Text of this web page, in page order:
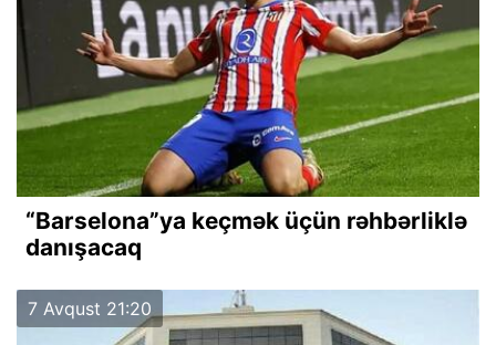
“Barselona”ya keçmək üçün rəhbərliklə
danışacaq
7 Avqust 21:20